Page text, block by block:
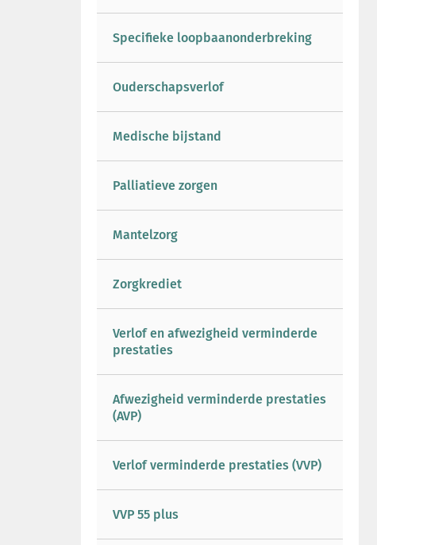
Specifieke loopbaanonderbreking
Ouderschapsverlof
Medische bijstand
Palliatieve zorgen
Mantelzorg
Zorgkrediet
Verlof en afwezigheid verminderde
prestaties
Afwezigheid verminderde prestaties
(AVP)
Verlof verminderde prestaties (VVP)
VVP 55 plus